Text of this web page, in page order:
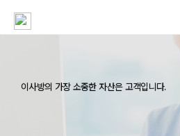
이사방의 가장 소중한 자산은 고객입니다.